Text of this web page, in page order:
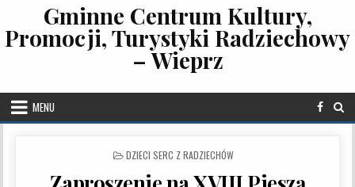
Gminne Centrum Kultury,
Promocji, Turystyki Radziechowy
– Wieprz
MENU
POSTED IN
DZIECI SERC Z RADZIECHÓW